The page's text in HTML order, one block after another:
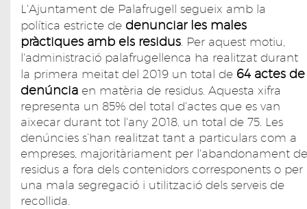
L'Ajuntament de Palafrugell segueix amb la
política estricte de denunciar les males
pràctiques amb els residus. Per aquest motiu,
l'administració palafrugellenca ha realitzat durant
la primera meitat del 2019 un total de 64 actes de
denúncia en matèria de residus. Aquesta xifra
representa un 85% del total d'actes que es van
aixecar durant tot l'any 2018, un total de 75. Les
denúncies s’han realitzat tant a particulars com a
empreses, majoritàriament per l'abandonament de
residus a fora dels contenidors corresponents o per
una mala segregació i utilització dels serveis de
recollida.